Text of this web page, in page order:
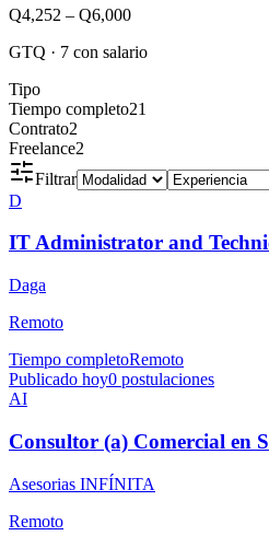
Q4,252 – Q6,000
GTQ · 7 con salario
Tipo
Tiempo completo21
Contrato2
Freelance2
Filtrar
D
IT Administrator and
Daga
Remoto
Tiempo completoRemoto
Publicado hoy0 postulaciones
AI
Consultor (a) Comercial en
Asesorias INFÍNITA
Remoto